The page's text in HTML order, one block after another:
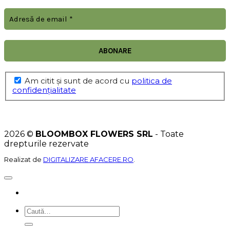
Am citit şi sunt de acord cu politica de
confidențialitate
2026 © BLOOMBOX FLOWERS SRL - Toate
drepturile rezervate
Realizat de DIGITALIZARE AFACERE.RO.
Caută